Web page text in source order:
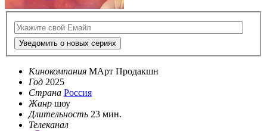
Уведомить о новых сериях
Кинокомпания МАрт Продакшн
Год 2025
Страна Россия
Жанр шоу
Длительность 23 мин.
Телеканал